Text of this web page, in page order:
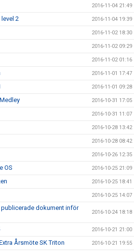
2016-11-04 21:49
2 2016-11-04 19:39
2016-11-02 18:30
2016-11-02 09:29
2016-11-02 01:16
2016-11-01 17:47
2016-11-01 09:28
2016-10-31 17:05
2016-10-31 11:07
2016-10-28 13:42
2016-10-28 08:42
2016-10-26 12:35
OS 2016-10-25 21:09
2016-10-25 18:41
2016-10-25 14:07
dokument inför
2016-10-24 18:18
2016-10-21 21:00
Årsmöte SK Triton 2016-10-21 19:55